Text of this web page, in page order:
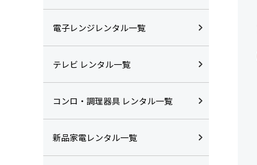
電子レンジレンタル一覧
テレビ レンタル一覧
コンロ・調理器具 レンタル一覧
新品家電レンタル一覧